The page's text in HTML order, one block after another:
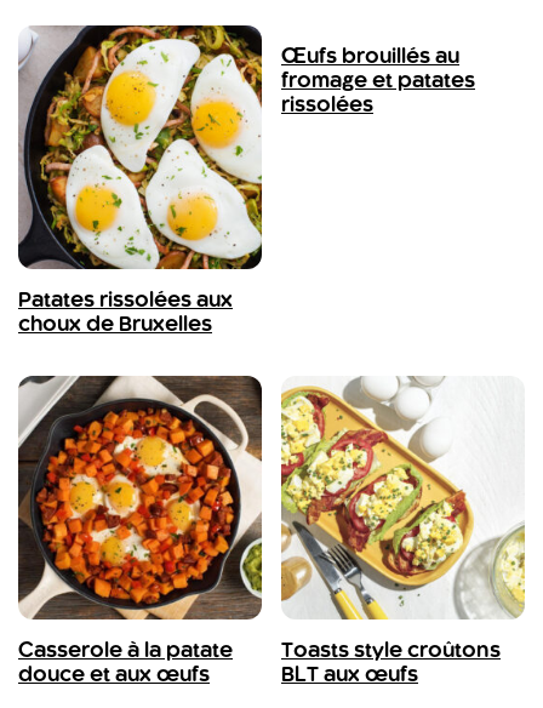
Patates rissolées aux
choux de Bruxelles
Œufs brouillés au
fromage et patates
rissolées
Casserole à la patate
douce et aux œufs
Toasts style croûtons
BLT aux œufs